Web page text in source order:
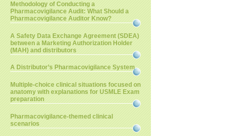
Methodology of Conducting a
Pharmacovigilance Audit: What Should a
Pharmacovigilance Auditor Know?
A Safety Data Exchange Agreement (SDEA)
between a Marketing Authorization Holder
(MAH) and distributors
A Distributor’s Pharmacovigilance System
Multiple-choice clinical situations focused on
anatomy with explanations for USMLE Exam
preparation
Pharmacovigilance-themed clinical
scenarios